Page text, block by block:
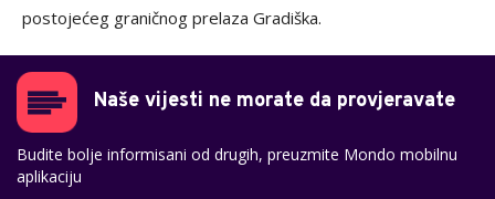
postojećeg graničnog prelaza Gradiška.
Naše vijesti ne morate da provjeravate
Budite bolje informisani od drugih, preuzmite Mondo mobilnu
aplikaciju